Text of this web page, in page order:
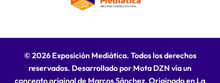
© 2026 Exposición Mediática. Todos los derechos
reservados. Desarrollado por Mota DZN vía un
concepto original de Marcos Sánchez. Originado en La